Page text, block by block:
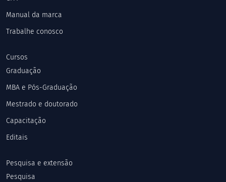
Manual da marca
Trabalhe conosco
Cursos
Graduação
MBA e Pós-Graduação
Mestrado e doutorado
Capacitação
Editais
Pesquisa e extensão
Pesquisa